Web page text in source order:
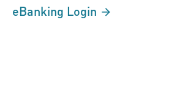
eBanking Login